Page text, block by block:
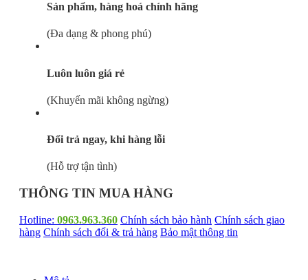
Sản phẩm, hàng hoá chính hãng
(Đa dạng & phong phú)
Luôn luôn giá rẻ
(Khuyến mãi không ngừng)
Đổi trả ngay, khi hàng lỗi
(Hỗ trợ tận tình)
THÔNG TIN MUA HÀNG
Hotline: 0963.963.360 Chính sách bảo hành Chính sách giao
hàng Chính sách đổi & trả hàng Bảo mật thông tin